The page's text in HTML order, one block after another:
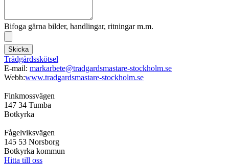
Bifoga gärna bilder, handlingar, ritningar m.m.
Skicka
Trädgårdsskötsel
E-mail: markarbete@tradgardsmastare-stockholm.se
Webb:www.tradgardsmastare-stockholm.se
Finkmossvägen
147 34 Tumba
Botkyrka
Fågelviksvägen
145 53 Norsborg
Botkyrka kommun
Hitta till oss